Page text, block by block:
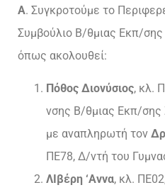
Α. Συγκροτούμε το
Συμβούλιο Β/θμιας Εκπ/
όπως ακολουθεί:
Πόθος Διονύσιος, κλ.
νσης Β/θμιας Εκπ/
με αναπληρωτή τον
ΠΕ78, Δ/ντή του
ΛΙβέρη ‘Αννα, κλ.